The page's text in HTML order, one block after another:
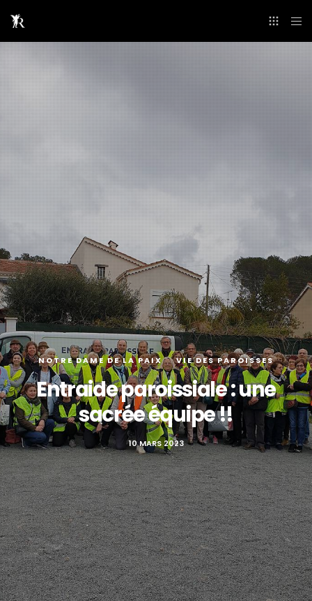
NOTRE DAME DE LA PAIX VIE DES PAROISSES
Entraide paroissiale : une
sacrée équipe !!
10 MARS 2023